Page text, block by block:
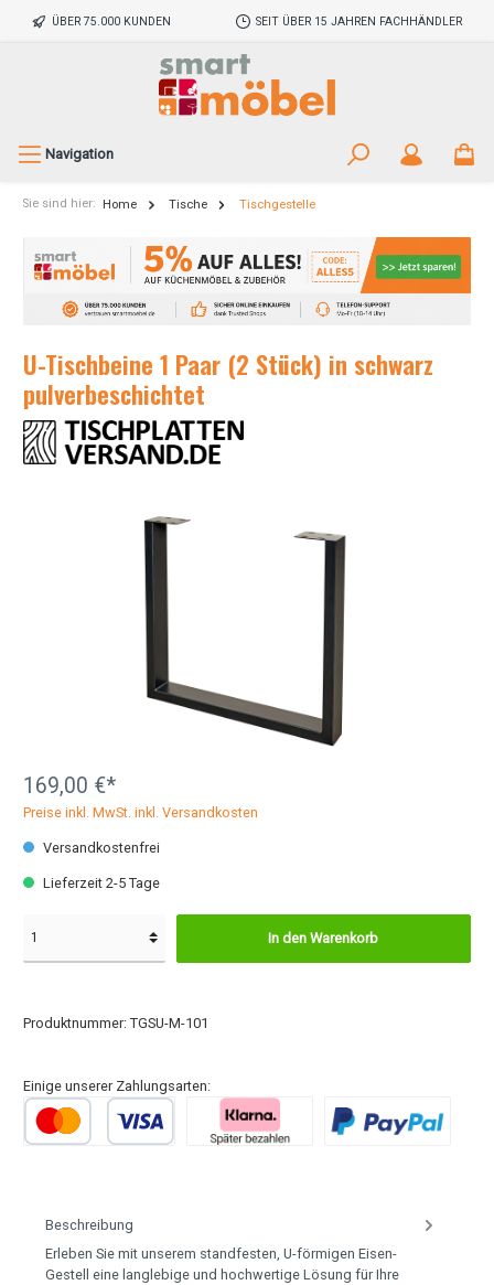
ÜBER 75.000 KUNDEN SEIT ÜBER 15 JAHREN FACHHÄNDLER
Navigation
Sie sind hier: Home Tische Tischgestelle
U-Tischbeine 1 Paar (2 Stück) in schwarz
pulverbeschichtet
169,00 €*
Preise inkl. MwSt. inkl. Versandkosten
Versandkostenfrei
Lieferzeit 2-5 Tage
In den Warenkorb
Produktnummer: TGSU-M-101
Einige unserer Zahlungsarten:
Beschreibung
Erleben Sie mit unserem standfesten, U-förmigen Eisen-
Gestell eine langlebige und hochwertige Lösung für Ihre